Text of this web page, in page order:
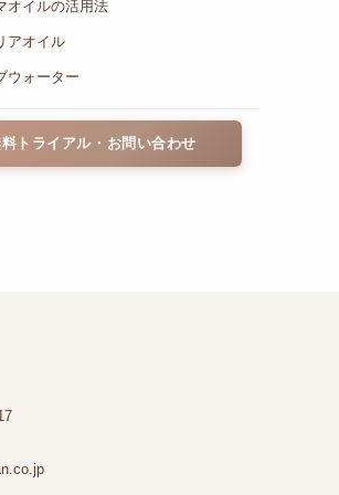
オイルの活用法
アオイル
ウォーター
トライアル・お問い合わせ